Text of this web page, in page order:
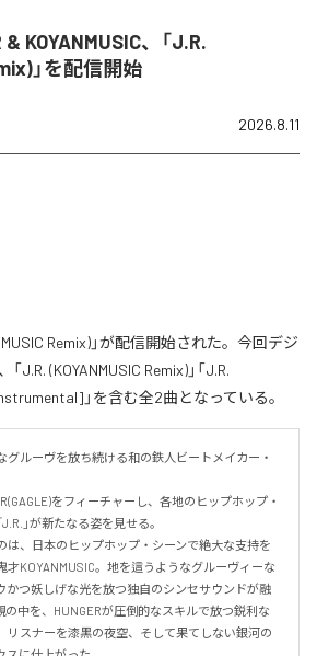
& KOYANMUSIC、「J.R.
」を配信開始
2026.8.11
Remix)」が配信開始された。今回デジ
J.R. (KOYANMUSIC Remix)」「J.R.
」を含む全2曲となっている。
グルーヴを放ち続ける和の鉄人ビートメイカー・
をフィーチャーし、各地のヒップホップ・
」が新たなる姿を見せる。
は、日本のヒップホップ・シーンで絶大な支持を
才KOYANMUSIC。地を這うようなグルーヴィーな
かつ妖しげな光を放つ独自のシンセサウンドが融
中を、HUNGERが圧倒的なスキルで放つ鋭利な
リスナーを漆黒の夜空、そして果てしない銀河の